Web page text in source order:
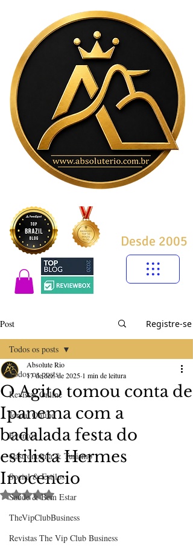
Desde 2005
Post Registre-se
Todos os posts
Revistas Online
Jornal Online
Eventos
Gastronomia & Turismo
Social & Estilos
Saúde & Bem Estar
TheVipClubBusiness
Revistas The Vip Club Business
Todos os posts
O Agito tomou conta de
Ipanema com a
badalada festa do
estilista Hermes
Inocencio
Absolute Rio
17 de dez. de 2025 1 min de leitura
Avaliado com NaN de 5 estrelas.